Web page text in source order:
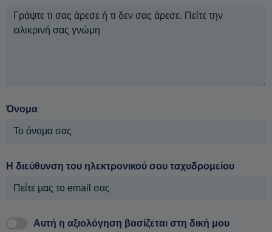
Όνομα
Η διεύθυνση του ηλεκτρονικού σου ταχυδρομείου
Αυτή η αξιολόγηση βασίζεται στη δική μου